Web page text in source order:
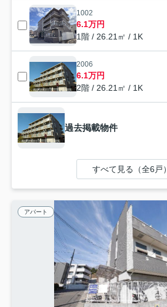
1002
6.1万円
1階 / 26.21㎡ / 1K
2006
6.1万円
2階 / 26.21㎡ / 1K
過去掲載物件
すべて見る（全6戸）
アパート